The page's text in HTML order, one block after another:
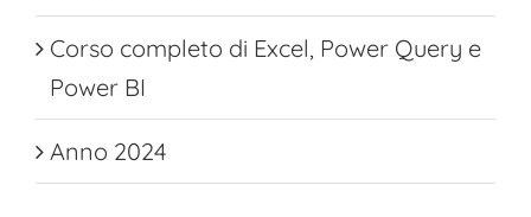
Corso completo di Excel, Power Query e
Power BI
Anno 2024